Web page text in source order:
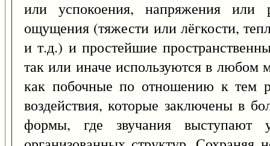
или успокоения, напряжения или
ощущения (тяжести или лёгкости,
и т.д.) и простейшие
так или иначе используются в любом
как побочные по отношению к тем
воздействия, которые заключены в
формы, где звучания выступают